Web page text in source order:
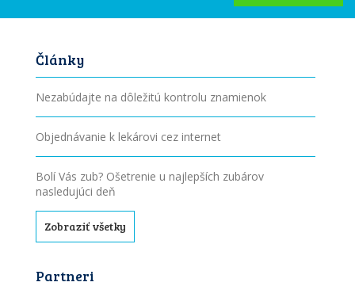
Články
Nezabúdajte na dôležitú kontrolu znamienok
Objednávanie k lekárovi cez internet
Bolí Vás zub? Ošetrenie u najlepších zubárov
nasledujúci deň
Zobraziť všetky
Partneri